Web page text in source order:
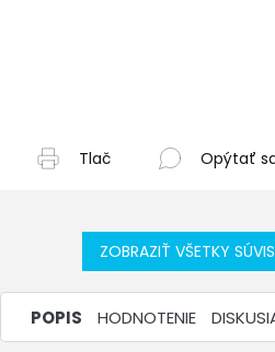
Tlač Opýtať
ZOBRAZIŤ VŠETKY
POPIS HODNOTENIE